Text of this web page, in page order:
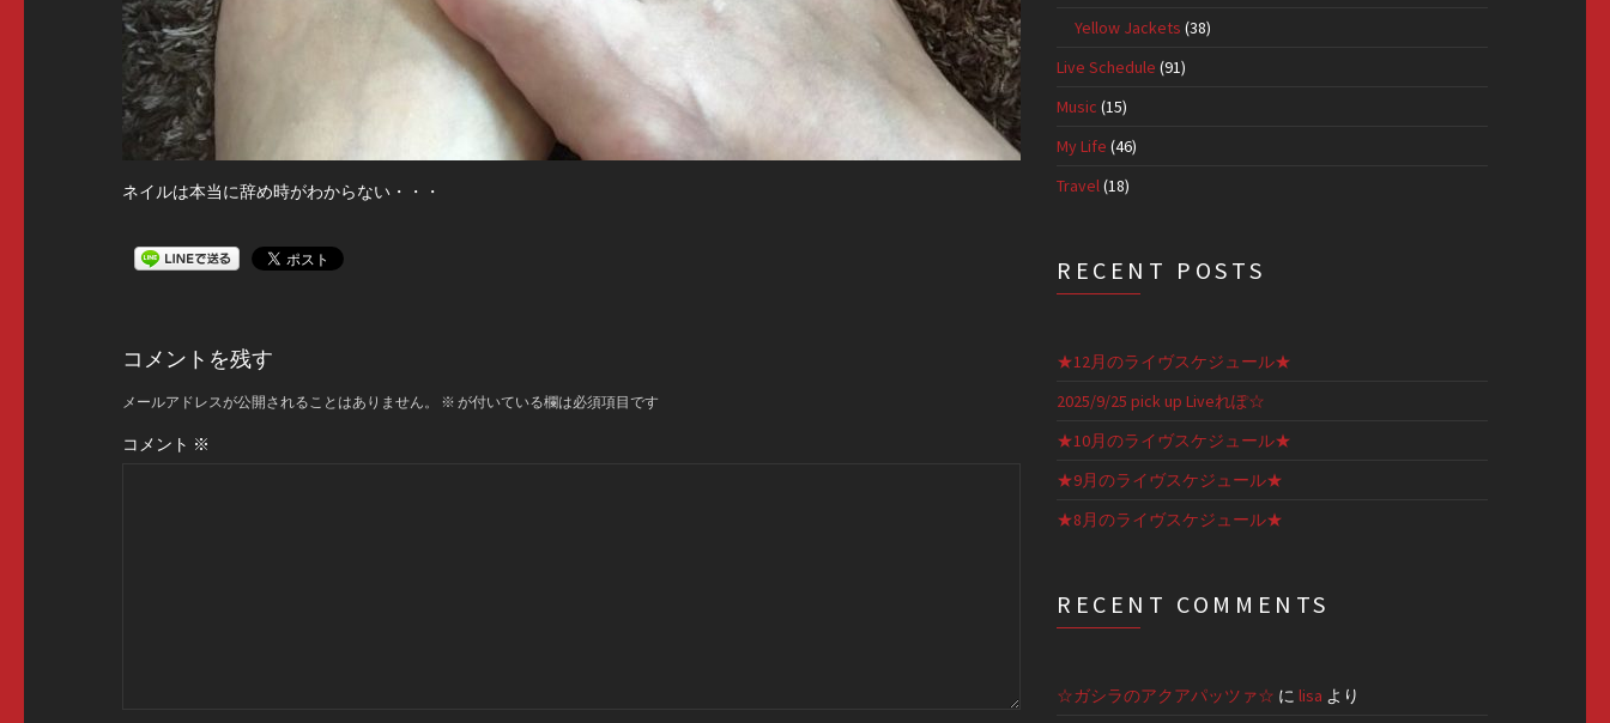
ネイルは本当に辞め時がわからない・・・
コメントを残す
メールアドレスが公開されることはありません。 ※ が付いている欄は必須項目です
コメント ※
Yellow Jackets (38)
Live Schedule (91)
Music (15)
My Life (46)
Travel(18)
RECENT POSTS
★12月のライヴスケジュール★
2025/9/25 pick up Liveれぽ☆
★10月のライヴスケジュール★
★9月のライヴスケジュール★
★8月のライヴスケジュール★
RECENT COMMENTS
☆ガシラのアクアパッツァ☆ に lisa より